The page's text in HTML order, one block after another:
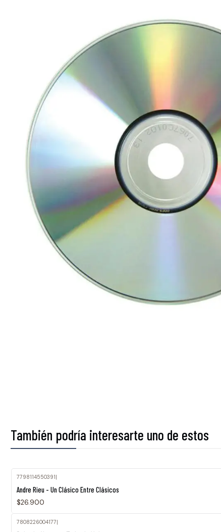
También podría interesarte uno de estos
7798114550391|
Andre Rieu - Un Clásico Entre Clásicos
$26.900
7808226004177|